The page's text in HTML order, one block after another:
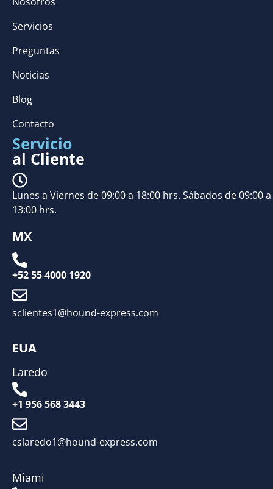
Servicios
Preguntas
Noticias
Blog
Contacto
Servicio
al Cliente
Lunes a Viernes de 09:00 a 18:00 hrs. Sábados de 09:00 a
13:00 hrs.
MX
+52 55 4000 1920
sclientes1@hound-express.com
EUA
Laredo
+1 956 568 3443
cslaredo1@hound-express.com
Miami